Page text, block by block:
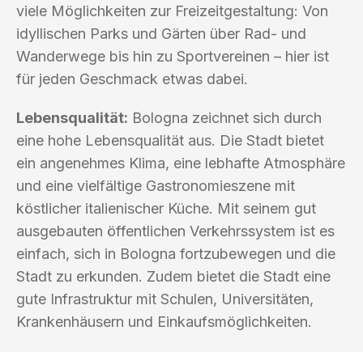
viele Möglichkeiten zur Freizeitgestaltung: Von
idyllischen Parks und Gärten über Rad- und
Wanderwege bis hin zu Sportvereinen – hier ist
für jeden Geschmack etwas dabei.
Lebensqualität: Bologna zeichnet sich durch
eine hohe Lebensqualität aus. Die Stadt bietet
ein angenehmes Klima, eine lebhafte Atmosphäre
und eine vielfältige Gastronomieszene mit
köstlicher italienischer Küche. Mit seinem gut
ausgebauten öffentlichen Verkehrssystem ist es
einfach, sich in Bologna fortzubewegen und die
Stadt zu erkunden. Zudem bietet die Stadt eine
gute Infrastruktur mit Schulen, Universitäten,
Krankenhäusern und Einkaufsmöglichkeiten.